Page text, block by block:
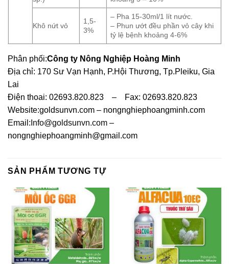
Khô nứt vỏ
1,5-
3%
– Pha 15-30ml/1 lít nước.
– Phun ướt đều phần vỏ cây khi
tỷ lệ bệnh khoảng 4-6%
Phân phối:Công ty Nông Nghiệp Hoàng Minh
Địa chỉ: 170 Sư Vạn Hạnh, P.Hội Thương, Tp.Pleiku, Gia
Lai
Điện thoai: 02693.820.823 – Fax: 02693.820.823
Website:goldsunvn.com – nongnghiephoangminh.com
Email: Info@goldsunvn.com –
nongnghiephoangminh@gmail.com
SẢN PHẨM TƯƠNG TỰ